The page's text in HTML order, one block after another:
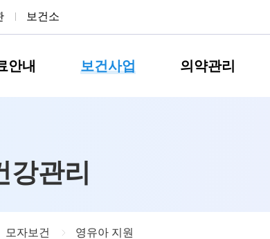
보건소
안내 보건사업 의약관리
강관리
모자보건 영유아 지원